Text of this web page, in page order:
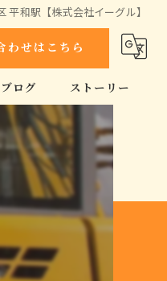
平和駅【株式会社イーグル】
わせはこちら
ブログ
コラム
ストーリー